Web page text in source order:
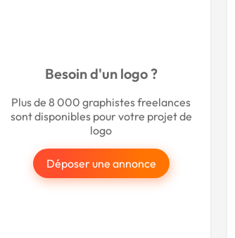
Besoin d'un logo ?
Plus de 8 000 graphistes freelances
sont disponibles pour votre projet de
logo
Déposer une annonce